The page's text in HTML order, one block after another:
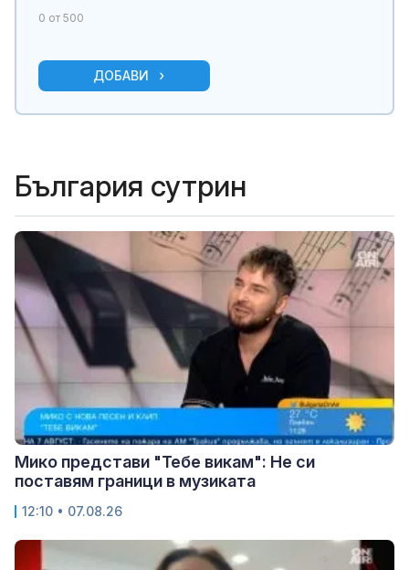
0 от 500
ДОБАВИ
България сутрин
Мико представи "Тебе викам": Не си
поставям граници в музиката
12:10 • 07.08.26